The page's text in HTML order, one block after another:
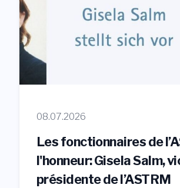
08.07.2026
Les fonctionnaires de
l'honneur: Gisela Salm,
présidente de l’ASTRM